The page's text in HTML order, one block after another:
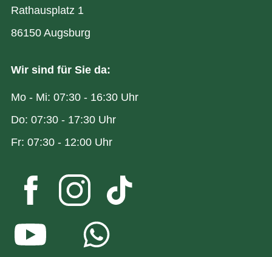
Rathausplatz 1
86150 Augsburg
Wir sind für Sie da:
Mo - Mi: 07:30 - 16:30 Uhr
Do: 07:30 - 17:30 Uhr
Fr: 07:30 - 12:00 Uhr